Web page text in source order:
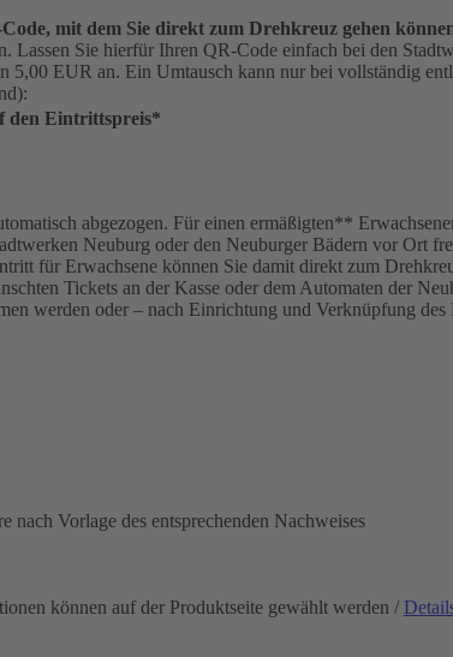
mit dem Sie direkt zum Drehkreuz gehen
Lassen Sie hierfür Ihren QR-Code einfach bei den
EUR an. Ein Umtausch kann nur bei vollständig
den Eintrittspreis*
abgezogen. Für einen ermäßigten**
Neuburg oder den Neuburger Bädern vor Ort
für Erwachsene können Sie damit direkt zum
Tickets an der Kasse oder dem Automaten der
werden oder – nach Einrichtung und Verknüpfung
nach Vorlage des entsprechenden Nachweises
können auf der Produktseite gewählt werden /